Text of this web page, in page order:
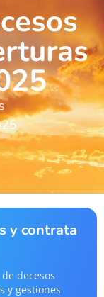
y contrata
decesos
y gestiones